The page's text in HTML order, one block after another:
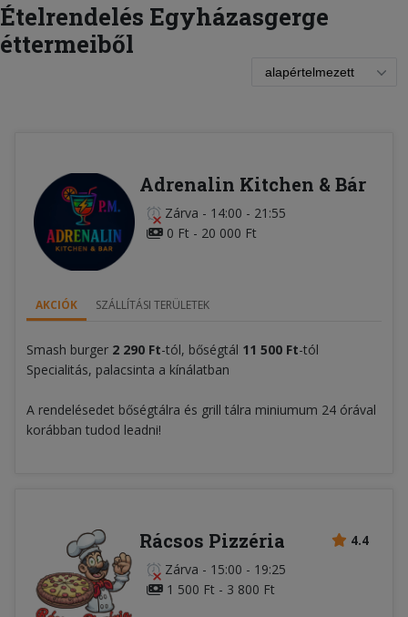
Ételrendelés Egyházasgerge
éttermeiből
Adrenalin Kitchen & Bár
Zárva - 14:00 - 21:55
0 Ft - 20 000 Ft
AKCIÓK SZÁLLÍTÁSI TERÜLETEK
Smash burger 2 290 Ft-tól, bőségtál 11 500 Ft-tól
Specialitás, palacsinta a kínálatban
A rendelésedet bőségtálra és grill tálra miniumum 24 órával
korábban tudod leadni!
4.4
Rácsos Pizzéria
Zárva - 15:00 - 19:25
1 500 Ft - 3 800 Ft